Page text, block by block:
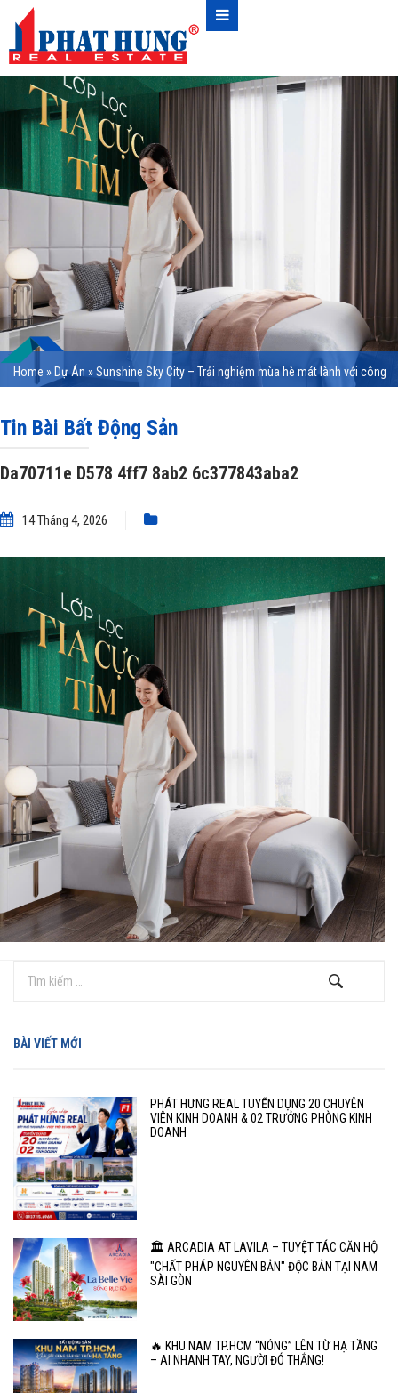
Home » Dự Án »Sunshine Sky City – Trải nghiệm mùa hè mát lành với công
Tin Bài Bất Động Sản
Da70711e D578 4ff7 8ab2 6c377843aba2
14 Tháng 4, 2026
BÀI VIẾT MỚI
PHÁT HƯNG REAL TUYỂN DỤNG 20 CHUYÊN
VIÊN KINH DOANH & 02 TRƯỞNG PHÒNG KINH
DOANH
🏛️ ARCADIA AT LAVILA – TUYỆT TÁC CĂN HỘ
"CHẤT PHÁP NGUYÊN BẢN" ĐỘC BẢN TẠI NAM
SÀI GÒN
🔥 KHU NAM TP.HCM “NÓNG” LÊN TỪ HẠ TẦNG
– AI NHANH TAY, NGƯỜI ĐÓ THẮNG!